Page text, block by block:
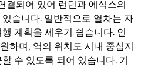
결되어 있어 런던과 에식스의
습니다. 일반적으로 열차는 자
계획을 세우기 쉽습니다. 인
하며, 역의 위치도 시내 중심지
수 있도록 되어 있습니다. 기